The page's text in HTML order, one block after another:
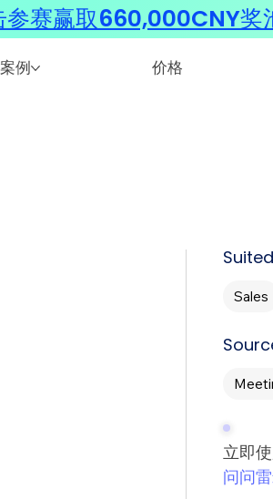
例 价格
Sales
立即
问问
赛赢取660,000CNY奖